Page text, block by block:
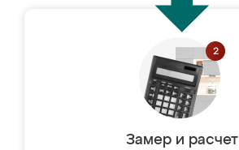
Замер и расчет